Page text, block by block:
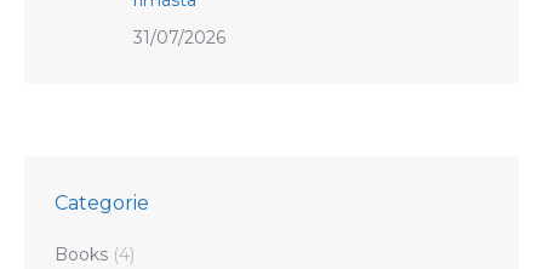
31/07/2026
Categorie
Books (4)